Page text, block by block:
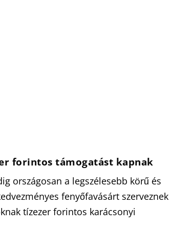
forintos támogatást kapnak
országosan a legszélesebb körű és
fenyőfavásárt szerveznek
tízezer forintos karácsonyi